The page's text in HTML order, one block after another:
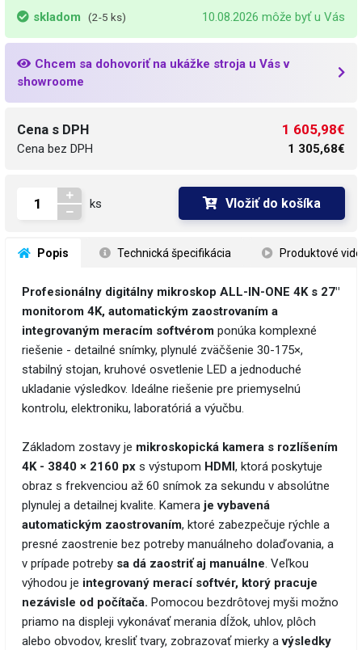
skladom (2-5 ks) 10.08.2026 môže byť u Vás
Chcem sa dohovoriť na ukážke stroja u Vás v
showroome
Cena s DPH
Cena bez DPH
1 605,98€
1 305,68€
ks Vložiť do košíka
Popis Technická špecifikácia Produktové
Profesionálny digitálny mikroskop ALL-IN-ONE 4K s 27"
monitorom 4K, automatickým zaostrovaním a
integrovaným meracím softvérom ponúka komplexné
riešenie - detailné snímky, plynulé zväčšenie 30-175×,
stabilný stojan, kruhové osvetlenie LED a jednoduché
ukladanie výsledkov. Ideálne riešenie pre priemyselnú
kontrolu, elektroniku, laboratóriá a výučbu.
Základom zostavy je mikroskopická kamera s rozlíšením
4K - 3840 × 2160 px s výstupom HDMI , ktorá poskytuje
obraz s frekvenciou až 60 snímok za sekundu v absolútne
plynulej a detailnej kvalite. Kamera je vybavená
automatickým zaostrovaním, ktoré zabezpečuje rýchle a
presné zaostrenie bez potreby manuálneho dolaďovania, a
v prípade potreby sa dá zaostriť aj manuálne. Veľkou
výhodou je integrovaný merací softvér, ktorý pracuje
nezávisle od počítača. Pomocou bezdrôtovej myši možno
priamo na displeji vykonávať merania dĺžok, uhlov, plôch
alebo obvodov, kresliť tvary, zobrazovať mierky avýsledky